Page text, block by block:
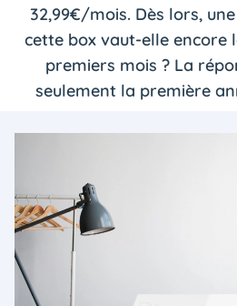
32,99€/mois. Dès lors,
cette box vaut-elle encore
premiers mois ? La
seulement la première